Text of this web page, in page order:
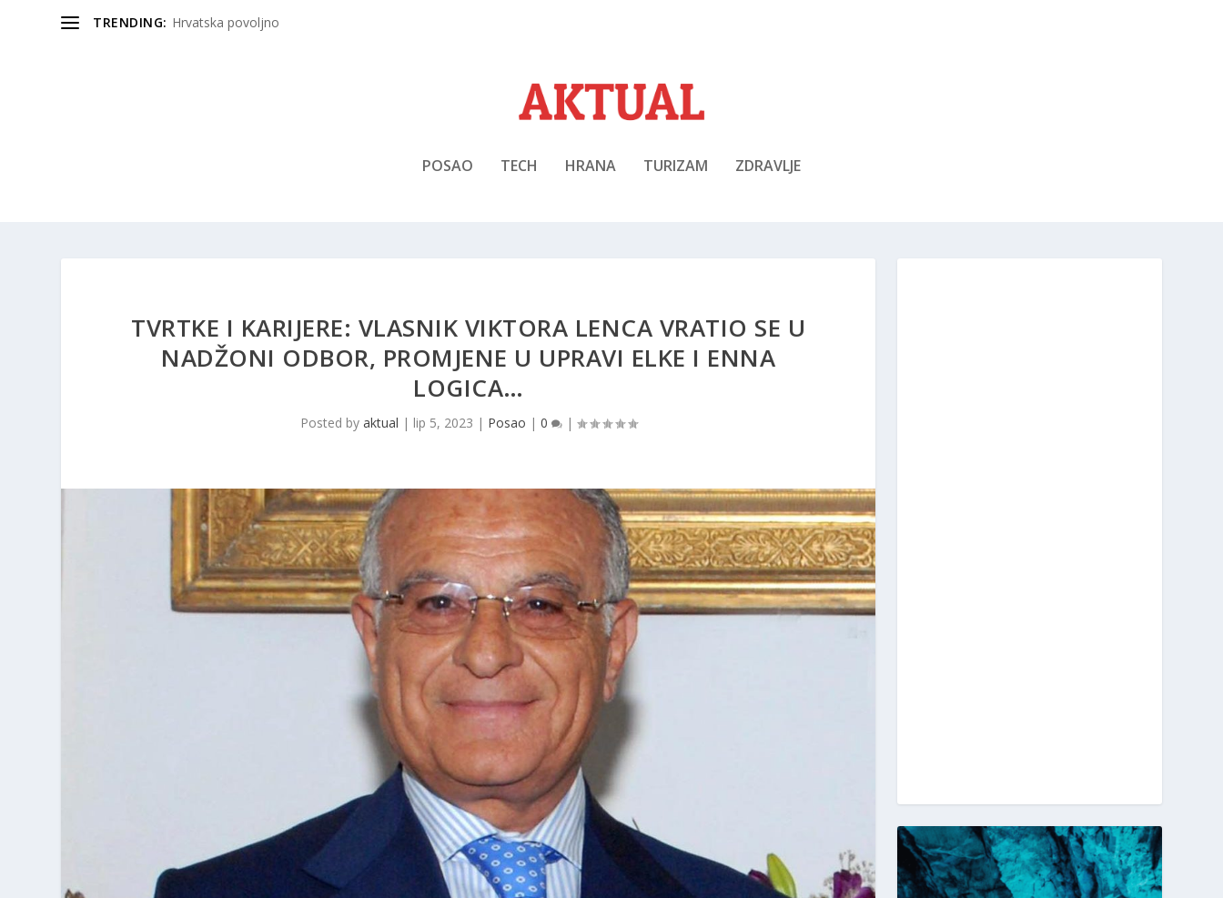
TRENDING: Hrvatska povoljno
POSAO TECH HRANA TURIZAM ZDRAVLJE
TVRTKE I KARIJERE: VLASNIK VIKTORA LENCA VRATIO SE U
NADŽONI ODBOR, PROMJENE U UPRAVI ELKE I ENNA
LOGICA…
Posted by aktual | lip 5, 2023 | Posao | 0 |